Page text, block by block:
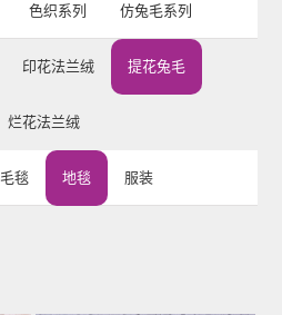
色织系列 仿兔毛系列
印花法兰绒 提花兔毛
烂花法兰绒
毛毯 地毯 服装